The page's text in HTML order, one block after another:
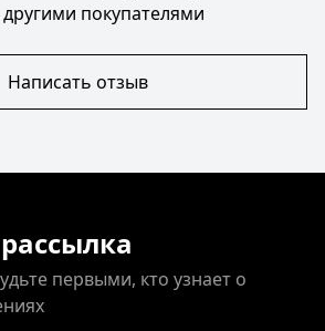
покупателями
Написать отзыв
первыми, кто узнает о